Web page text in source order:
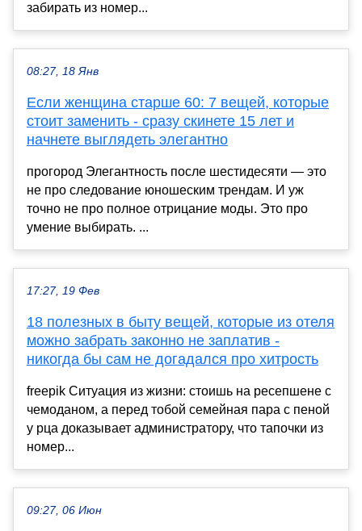
забирать из номер...
08:27, 18 Янв
Если женщина старше 60: 7 вещей, которые
стоит заменить - сразу скинете 15 лет и
начнете выглядеть элегантно
прогород Элегантность после шестидесяти — это
не про следование юношеским трендам. И уж
точно не про полное отрицание моды. Это про
умение выбирать. ...
17:27, 19 Фев
18 полезных в быту вещей, которые из отеля
можно забрать законно не заплатив -
никогда бы сам не догадался про хитрость
freepik Ситуация из жизни: стоишь на ресепшене с
чемоданом, а перед тобой семейная пара с пеной
у рца доказывает администратору, что тапочки из
номер...
09:27, 06 Июн